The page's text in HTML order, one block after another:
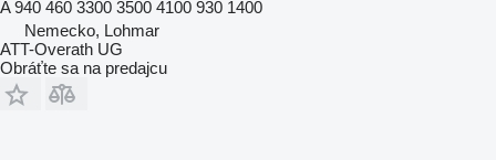
A 940 460 3300 3500 4100 930 1400
Nemecko, Lohmar
ATT-Overath UG
Obráťte sa na predajcu